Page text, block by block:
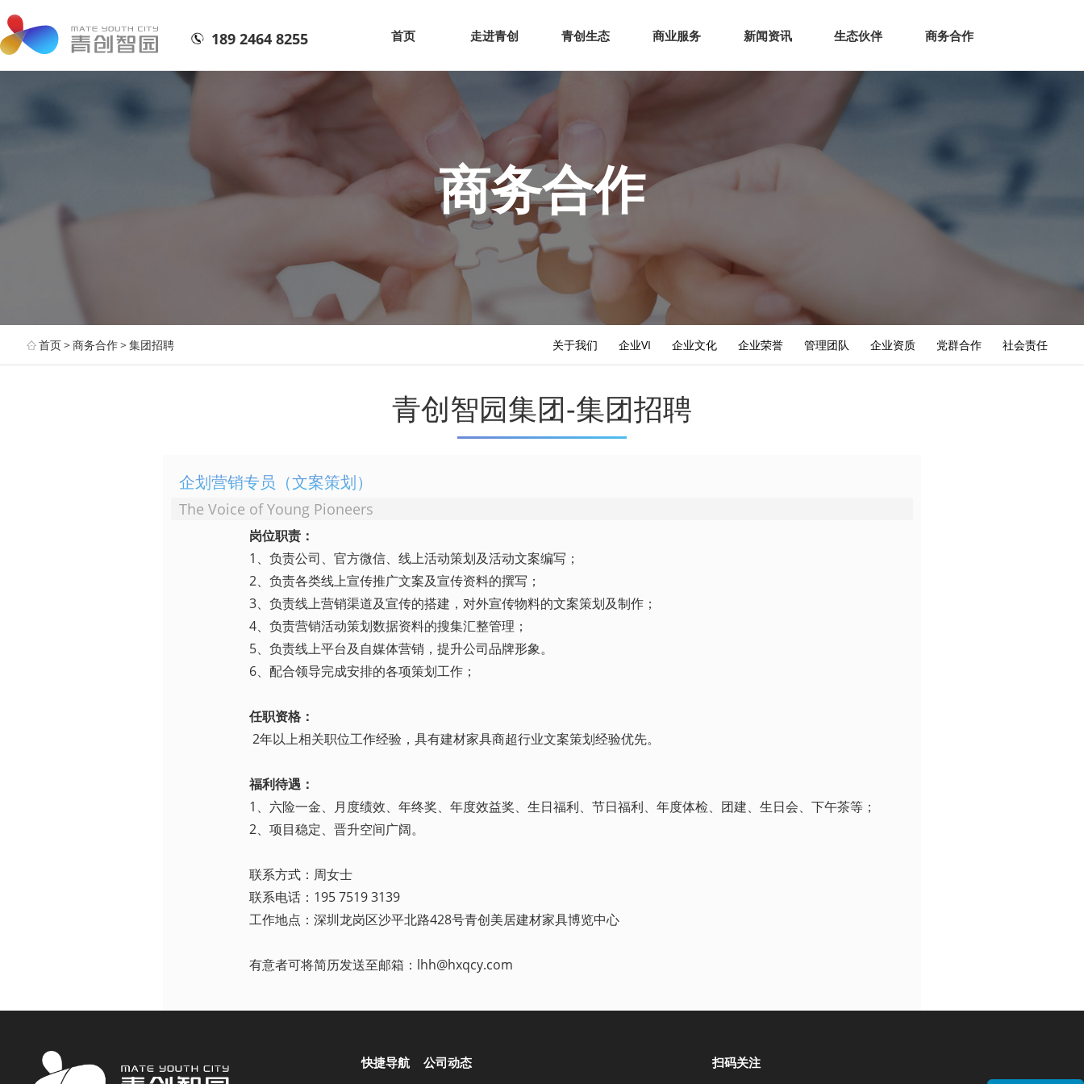
网站首页 走进青创 青创生态 商业服务 新闻资讯 生态伙伴
189 2464 8255 首页 走进青创 青创生态 商业服务 新闻资讯 生态伙伴 商务合作
商务合作
首页>商务合作>集团招聘 关于我们 企业VI 企业文化 企业荣誉 管理团队 企业资质 党群合作 社会责任
青创智园集团-集团招聘
企划营销专员（文案策划）
The Voice of Young Pioneers
岗位职责：
1、负责公司、官方微信、线上活动策划及活动文案编写；
2、负责各类线上宣传推广文案及宣传资料的撰写；
3、负责线上营销渠道及宣传的搭建，对外宣传物料的文案策划及制作；
4、负责营销活动策划数据资料的搜集汇整管理；
5、负责线上平台及自媒体营销，提升公司品牌形象。
6、配合领导完成安排的各项策划工作；
任职资格：
2年以上相关职位工作经验，具有建材家具商超行业文案策划经验优先。
福利待遇：
1、六险一金、月度绩效、年终奖、年度效益奖、生日福利、节日福利、年度体检、团建、生日会、下午茶等；
2、项目稳定、晋升空间广阔。
联系方式：周女士
联系电话：195 7519 3139
工作地点：深圳龙岗区沙平北路428号青创美居建材家具博览中心
有意者可将简历发送至邮箱：lhh@hxqcy.com
快捷导航 公司动态 扫码关注